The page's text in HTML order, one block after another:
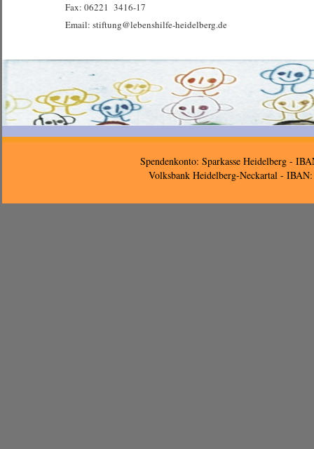
Fax: 06221 3416-17
Email: stiftung@lebenshilfe-heidelberg.de
Spendenkonto: Sparkasse Heidelberg -
Volksbank Heidelberg-Neckartal -